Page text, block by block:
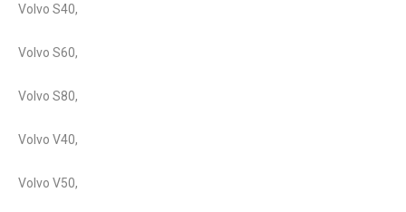
Volvo S40,
Volvo S60,
Volvo S80,
Volvo V40,
Volvo V50,